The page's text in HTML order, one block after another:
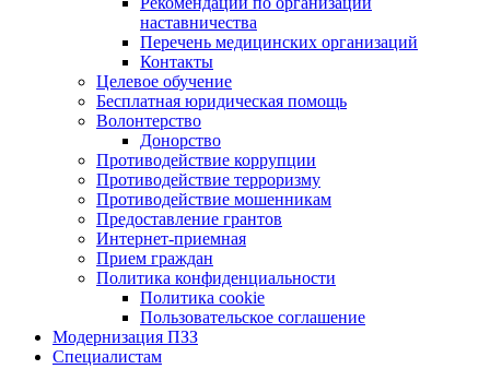
наставничества
Перечень медицинских организаций
Контакты
Целевое обучение
Бесплатная юридическая помощь
Волонтерство
Донорство
Противодействие коррупции
Противодействие терроризму
Противодействие мошенникам
Предоставление грантов
Интернет-приемная
Прием граждан
Политика конфиденциальности
Политика cookie
Пользовательское соглашение
Модернизация ПЗЗ
Специалистам